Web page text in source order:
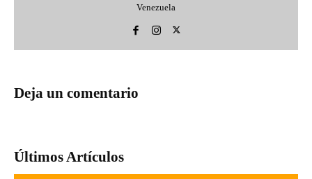
Venezuela
Deja un comentario
Últimos Artículos